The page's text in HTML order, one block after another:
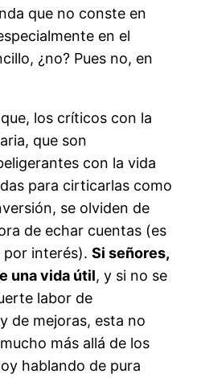
que no conste en
en el
¿no? Pues no, en
los críticos con la
que son
con la vida
para cirticarlas como
se olviden de
de echar cuentas (es
por interés).Si señores,
una vida útil, y si no se
labor de
de mejoras, esta no
más allá de los
hablando de pura